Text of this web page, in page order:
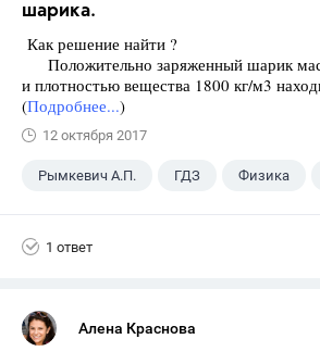
шарика.
Как решение найти ?
Положительно заряженный шарик
и плотностью вещества 1800 кг/м3
(Подробнее...)
12 октября 2017
Рымкевич А.П. ГДЗ Физика
1 ответ
Алена Краснова